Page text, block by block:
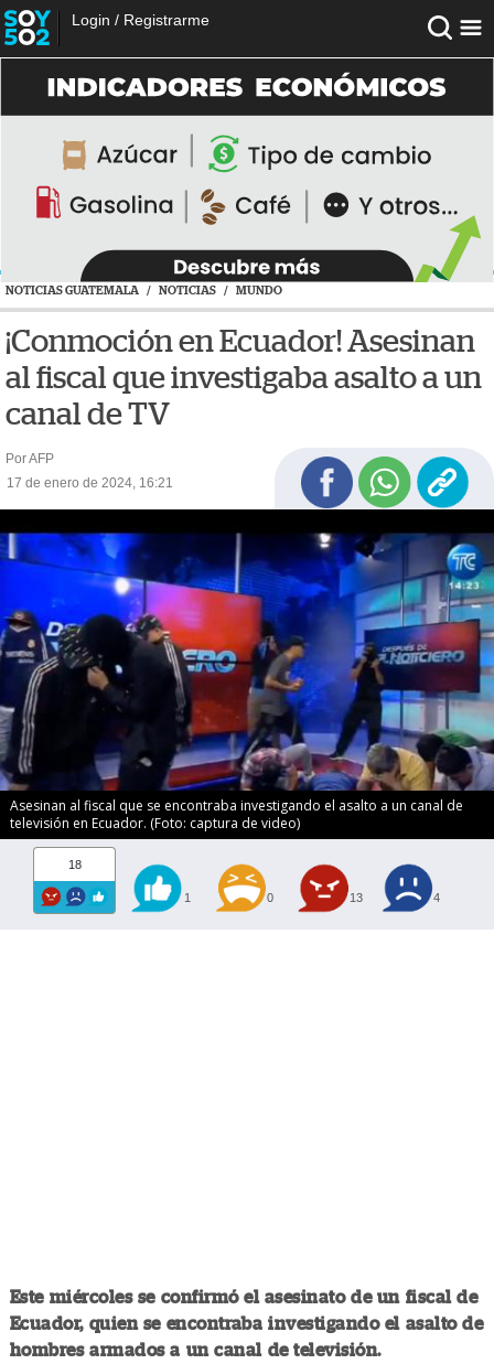
Login / Registrarme
NOTICIAS GUATEMALA / NOTICIAS / MUNDO
¡Conmoción en Ecuador! Asesinan
al fiscal que investigaba asalto a un
canal de TV
Por AFP
17 de enero de 2024, 16:21
Asesinan al fiscal que se encontraba investigando el asalto a un canal de
televisión en Ecuador. (Foto: captura de video)
18
1 0 13 4
Este miércoles se confirmó el asesinato de un fiscal de
Ecuador, quien se encontraba investigando el asalto de
hombres armados a un canal de televisión.